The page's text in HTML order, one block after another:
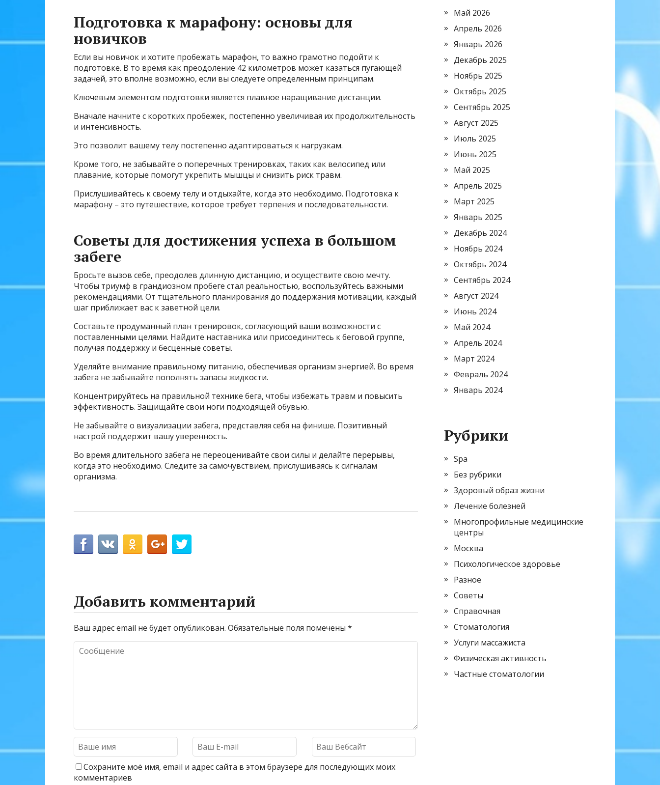
Подготовка к марафону: основы для
новичков
Если вы новичок и хотите пробежать марафон, то важно грамотно подойти к
подготовке. В то время как преодоление 42 километров может казаться пугающей
задачей, это вполне возможно, если вы следуете определенным принципам.
Ключевым элементом подготовки является плавное наращивание дистанции.
Вначале начните с коротких пробежек, постепенно увеличивая их продолжительность
и интенсивность.
Это позволит вашему телу постепенно адаптироваться к нагрузкам.
Кроме того, не забывайте о поперечных тренировках, таких как велосипед или
плавание, которые помогут укрепить мышцы и снизить риск травм.
Прислушивайтесь к своему телу и отдыхайте, когда это необходимо. Подготовка к
марафону – это путешествие, которое требует терпения и последовательности.
Советы для достижения успеха в большом
забеге
Бросьте вызов себе, преодолев длинную дистанцию, и осуществите свою мечту.
Чтобы триумф в грандиозном пробеге стал реальностью, воспользуйтесь важными
рекомендациями. От тщательного планирования до поддержания мотивации, каждый
шаг приближает вас к заветной цели.
Составьте продуманный план тренировок, согласующий ваши возможности с
поставленными целями. Найдите наставника или присоединитесь к беговой группе,
получая поддержку и бесценные советы.
Уделяйте внимание правильному питанию, обеспечивая организм энергией. Во время
забега не забывайте пополнять запасы жидкости.
Концентрируйтесь на правильной технике бега, чтобы избежать травм и повысить
эффективность. Защищайте свои ноги подходящей обувью.
Не забывайте о визуализации забега, представляя себя на финише. Позитивный
настрой поддержит вашу уверенность.
Во время длительного забега не переоценивайте свои силы и делайте перерывы,
когда это необходимо. Следите за самочувствием, прислушиваясь к сигналам
организма.
Добавить комментарий
Ваш адрес email не будет опубликован. Обязательные поля помечены *
Сохраните моё имя, email и адрес сайта в этом браузере для последующих моих
комментариев
Май 2026
Апрель 2026
Январь 2026
Декабрь 2025
Ноябрь 2025
Октябрь 2025
Сентябрь 2025
Август 2025
Июль 2025
Июнь 2025
Май 2025
Апрель 2025
Март 2025
Январь 2025
Декабрь 2024
Ноябрь 2024
Октябрь 2024
Сентябрь 2024
Август 2024
Июнь 2024
Май 2024
Апрель 2024
Март 2024
Февраль 2024
Январь 2024
Рубрики
Spa
Без рубрики
Здоровый образ жизни
Лечение болезней
Многопрофильные медицинские
центры
Москва
Психологическое здоровье
Разное
Советы
Справочная
Стоматология
Услуги массажиста
Физическая активность
Частные стоматологии